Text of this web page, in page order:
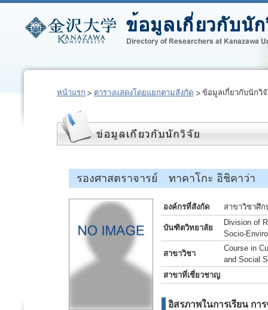
หน้าแรก ตารางแสดงโดยแยกตามสังกัด ข้อมูลเกี่ยวกับนักวิ
รองศาสตราจารย์ ทาคาโกะ อิชิคาว่า
องค์กรที่สังกัด สาขาวิชาศึ
บันฑิตวิทยาลัย
Division of
Socio-
สาขาวิชา
Course in
and Social
สาขาที่เชี่ยวชาญ
อิสรภาพในการเรียน กา